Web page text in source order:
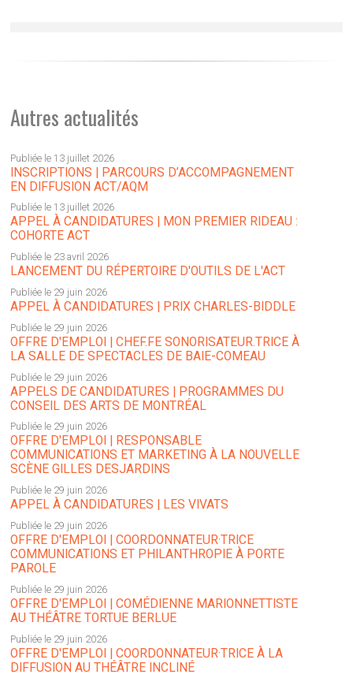
Autres actualités
Publiée le 13 juillet 2026
INSCRIPTIONS | PARCOURS D’ACCOMPAGNEMENT
EN DIFFUSION ACT/AQM
Publiée le 13 juillet 2026
APPEL À CANDIDATURES | MON PREMIER RIDEAU :
COHORTE ACT
Publiée le 23 avril 2026
LANCEMENT DU RÉPERTOIRE D'OUTILS DE L'ACT
Publiée le 29 juin 2026
APPEL À CANDIDATURES | PRIX CHARLES-BIDDLE
Publiée le 29 juin 2026
OFFRE D'EMPLOI | CHEF.FE SONORISATEUR.TRICE À
LA SALLE DE SPECTACLES DE BAIE-COMEAU
Publiée le 29 juin 2026
APPELS DE CANDIDATURES | PROGRAMMES DU
CONSEIL DES ARTS DE MONTRÉAL
Publiée le 29 juin 2026
OFFRE D'EMPLOI | RESPONSABLE
COMMUNICATIONS ET MARKETING À LA NOUVELLE
SCÈNE GILLES DESJARDINS
Publiée le 29 juin 2026
APPEL À CANDIDATURES | LES VIVATS
Publiée le 29 juin 2026
OFFRE D'EMPLOI | COORDONNATEUR·TRICE
COMMUNICATIONS ET PHILANTHROPIE À PORTE
PAROLE
Publiée le 29 juin 2026
OFFRE D'EMPLOI | COMÉDIENNE MARIONNETTISTE
AU THÉÂTRE TORTUE BERLUE
Publiée le 29 juin 2026
OFFRE D'EMPLOI | COORDONNATEUR·TRICE À LA
DIFFUSION AU THÉÂTRE INCLINÉ